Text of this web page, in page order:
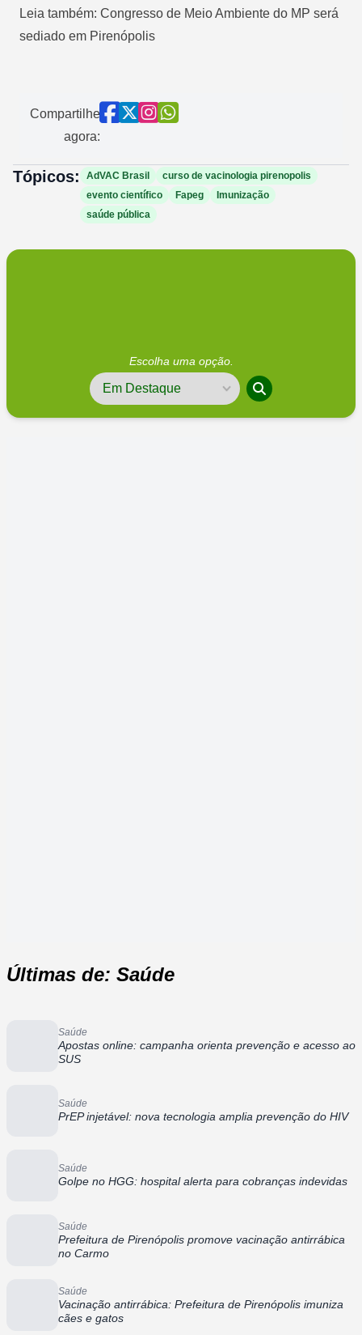
Leia também: Congresso de Meio Ambiente do MP será
sediado em Pirenópolis
Compartilhe
agora:
Tópicos: AdVAC Brasil
curso de vacinologia pirenopolis
evento científico
Fapeg
Imunização
saúde pública
Escolha uma opção.
Últimas de: Saúde
Saúde
Apostas online: campanha orienta prevenção e acesso ao
SUS
Saúde
PrEP injetável: nova tecnologia amplia prevenção do HIV
Saúde
Golpe no HGG: hospital alerta para cobranças indevidas
Saúde
Prefeitura de Pirenópolis promove vacinação antirrábica
no Carmo
Saúde
Vacinação antirrábica: Prefeitura de Pirenópolis imuniza
cães e gatos